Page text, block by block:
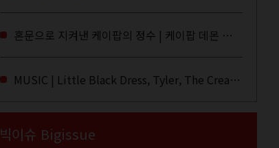
라이브·데모·부틀렉을 합쳐 3만
번 이상은 듣지 않았나 싶다. 이
혼문으로 지켜낸 케이팝의 정수 | 케이팝 데몬 헌터스
MUSIC | Little Black Dress, Tyler, The Creator, Essie Jain
빅이슈 Bigissue